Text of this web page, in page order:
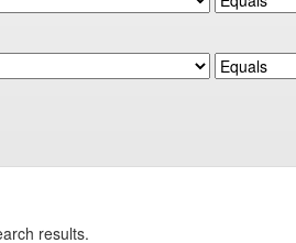
results.